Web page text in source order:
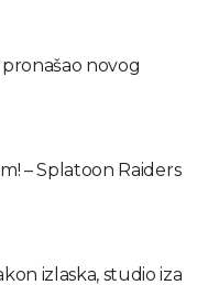
novog
– Splatoon Raiders
izlaska, studio iza